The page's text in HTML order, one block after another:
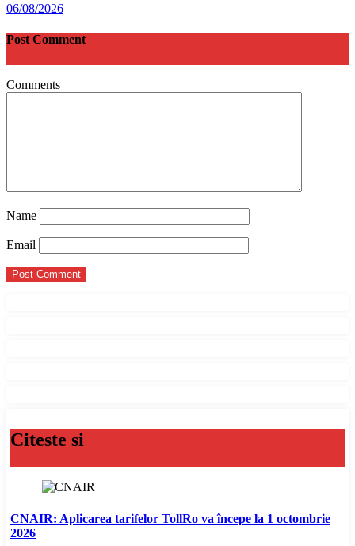
06/08/2026
Post Comment
Comments
Name
Email
Citeste si
CNAIR: Aplicarea tarifelor TollRo va începe la 1 octombrie
2026